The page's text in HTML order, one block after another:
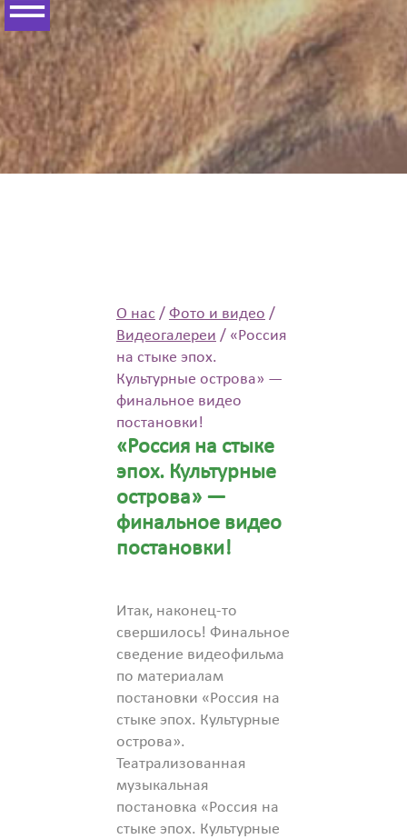
О нас / Фото и видео /
Видеогалереи / «Россия
на стыке эпох.
Культурные острова» —
финальное видео
постановки!
«Россия на стыке
эпох. Культурные
острова» —
финальное видео
постановки!
Итак, наконец-то
свершилось! Финальное
сведение видеофильма
по материалам
постановки «Россия на
стыке эпох. Культурные
острова».
Театрализованная
музыкальная
постановка «Россия на
стыке эпох. Культурные